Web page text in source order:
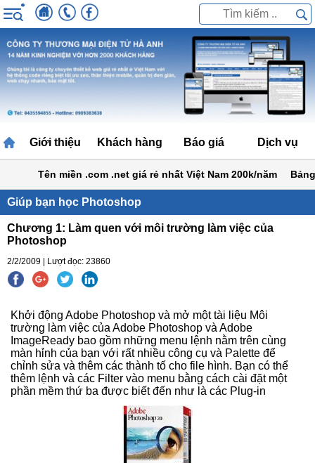
Giới thiệu Khách hàng Báo giá Dịch vụ
Tên miền .com .net giá rẻ nhất Việt Nam 200k/năm Bảng giá
Giúp bạn học Photoshop
Chương 1: Làm quen với môi trường làm việc của
Photoshop
2/2/2009 | Lượt đọc: 23860
Khởi động Adobe Photoshop và mở một tài liệu Môi
trường làm việc của Adobe Photoshop và Adobe
ImageReady bao gồm những menu lệnh nằm trên cùng
màn hỉnh của bạn với rất nhiều công cụ và Palette để
chỉnh sửa và thêm các thành tố cho file hình. Bạn có thể
thêm lệnh và các Filter vào menu bằng cách cài đặt một
phần mềm thứ ba được biết đến như là các Plug-in